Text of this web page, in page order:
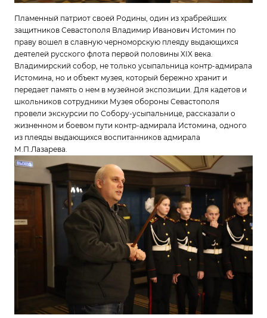
Пламенный патриот своей Родины, один из храбрейших
защитников Севастополя Владимир Иванович Истомин по
праву вошел в славную черноморскую плеяду выдающихся
деятелей русского флота первой половины XІX века.
Владимирский собор, не только усыпальница контр-адмирала
Истомина, но и объект музея, который бережно хранит и
передает память о нем в музейной экспозиции. Для кадетов и
школьников сотрудники Музея обороны Севастополя
провели экскурсии по Собору-усыпальнице, рассказали о
жизненном и боевом пути контр-адмирала Истомина, одного
из плеяды выдающихся воспитанников адмирала
М.П.Лазарева.